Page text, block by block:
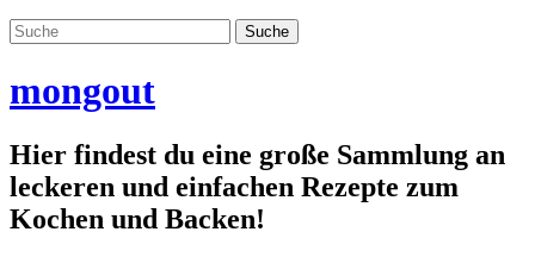
mongout
Hier findest du eine große Sammlung an
leckeren und einfachen Rezepte zum
Kochen und Backen!